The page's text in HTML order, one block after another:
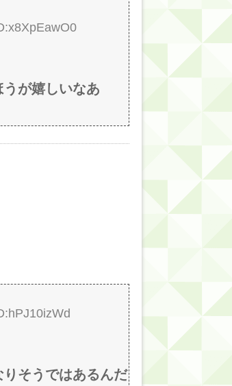
が嬉しいなあ
そうではあるんだ